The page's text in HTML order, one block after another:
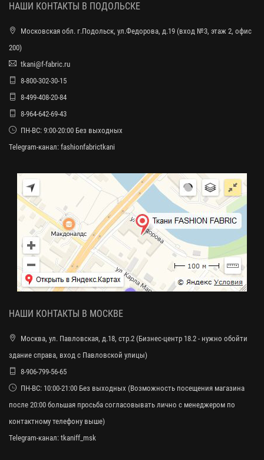
НАШИ КОНТАКТЫ В ПОДОЛЬСКЕ
Московская обл. г.Подольск, ул.Федорова, д.19 (вход №3, этаж 2, офис
200)
tkani@f-fabric.ru
8-800-302-30-15
8-499-408-20-84
8-964-642-69-43
ПН-ВС: 9:00-20:00 Без выходных
Telegram-канал: fashionfabrictkani
НАШИ КОНТАКТЫ В МОСКВЕ
Москва, ул. Павловская, д.18, стр.2 (Бизнес-центр 18.2 - нужно обойти
здание справа, вход с Павловской улицы)
8-906-799-56-65
ПН-ВС: 10:00-21:00 Без выходных (Возможность посещения магазина
после 20:00 большая просьба согласовывать лично с менеджером по
контактному телефону выше)
Telegram-канал: tkaniff_msk